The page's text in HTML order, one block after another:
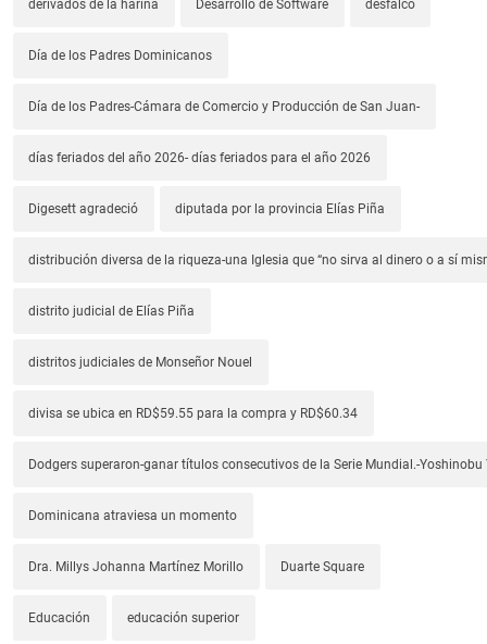
derivados de la harina Desarrollo de Software desfalco
Día de los Padres Dominicanos
Día de los Padres-Cámara de Comercio y Producción de San Juan-
días feriados del año 2026- días feriados para el año 2026
Digesett agradeció diputada por la provincia Elías Piña
distribución diversa de la riqueza-una Iglesia que “no sirva al dinero o a sí
distrito judicial de Elías Piña
distritos judiciales de Monseñor Nouel
divisa se ubica en RD$59.55 para la compra y RD$60.34
Dodgers superaron-ganar títulos consecutivos de la Serie Mundial.-
Dominicana atraviesa un momento
Dra. Millys Johanna Martínez Morillo Duarte Square
Educación educación superior